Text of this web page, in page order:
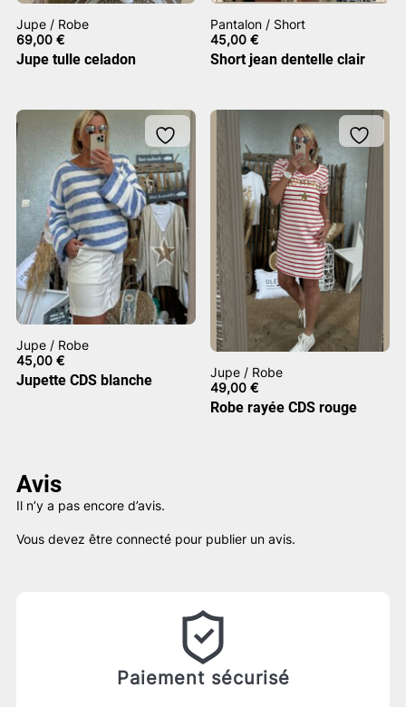
Jupe / Robe
69,00 €
Jupe tulle celadon
Pantalon / Short
45,00€
Short jean dentelle clair
Jupe / Robe
45,00 €
Jupette CDS blanche
Jupe / Robe
49,00€
Robe rayée CDS rouge
Avis
Il n’y a pas encore d’avis.
Vous devez être connecté pour publier un avis.
Paiement sécurisé